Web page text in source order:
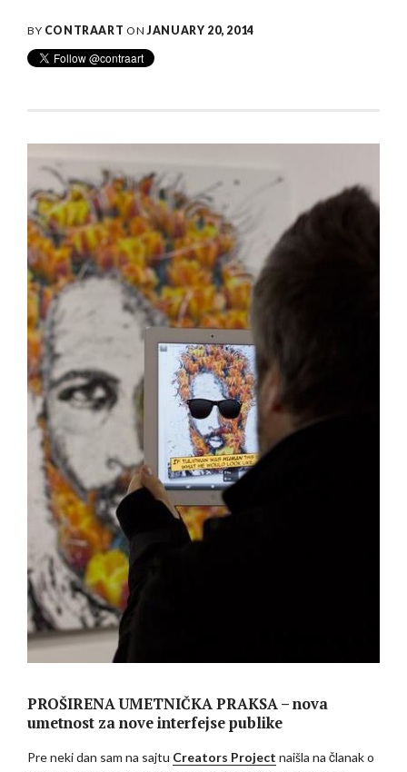
BY CONTRAART ONJANUARY 20, 2014
PROŠIRENA UMETNIČKA PRAKSA – nova
umetnost za nove interfejse publike
Pre neki dan sam na sajtu Creators Project naišla na članak o